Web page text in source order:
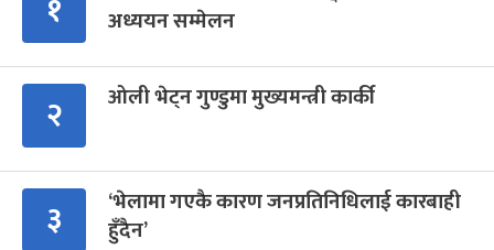
१
अध्ययन सम्मेलन
२ ओली भेट्न गुण्डुमा मुख्यमन्त्री कार्की
३
‘भेलामा गएकै कारण जनप्रतिनिधिलाई कारबाही
हुँदैन’